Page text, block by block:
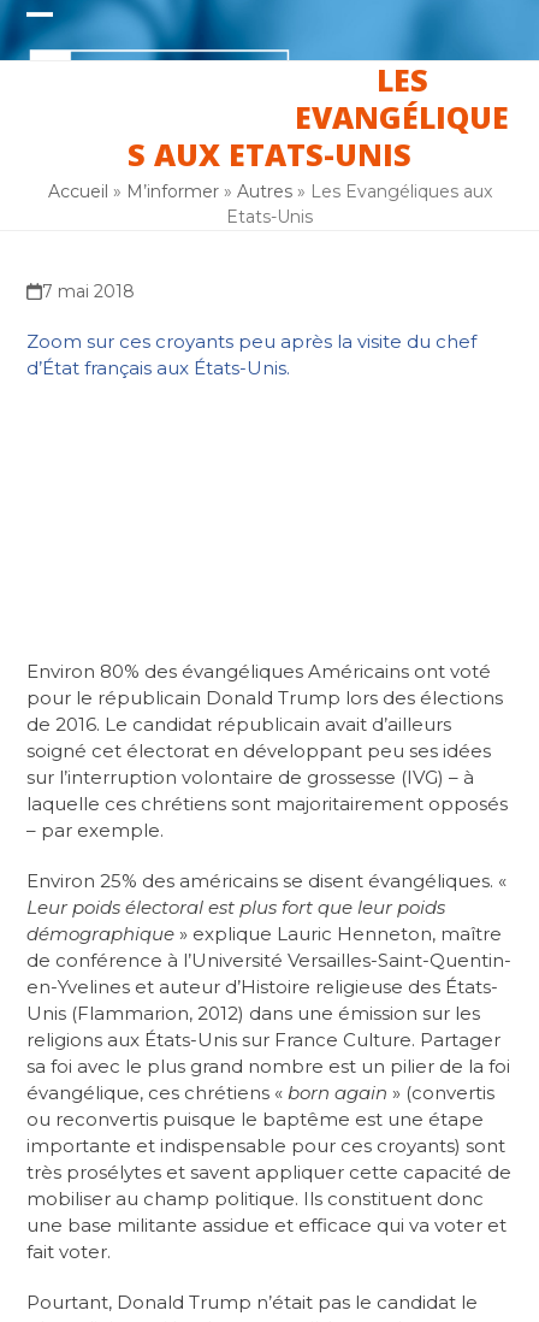
Skip
content
Open
Close
LES
EVANGÉLIQUE
S AUX ETATS-UNIS
Accueil » M’informer» Autres» Les Evangéliques aux
Etats-Unis
7 mai 2018
Zoom sur ces croyants peu après la visite du chef
d’État français aux États-Unis.
Environ 80% des évangéliques Américains ont voté
pour le républicain Donald Trump lors des élections
de 2016. Le candidat républicain avait d’ailleurs
soigné cet électorat en développant peu ses idées
sur l’interruption volontaire de grossesse (IVG) – à
laquelle ces chrétiens sont majoritairement opposés
– par exemple.
Environ 25% des américains se disent évangéliques. «
Leur poids électoral est plus fort que leur poids
démographique » explique Lauric Henneton, maître
de conférence à l’Université Versailles-Saint-Quentin-
en-Yvelines et auteur d’Histoire religieuse des États-
Unis (Flammarion, 2012) dans une émission sur les
religions aux États-Unis sur France Culture. Partager
sa foi avec le plus grand nombre est un pilier de la foi
évangélique, ces chrétiens «born again » (convertis
ou reconvertis puisque le baptême est une étape
importante et indispensable pour ces croyants) sont
très prosélytes et savent appliquer cette capacité de
mobiliser au champ politique. Ils constituent donc
une base militante assidue et efficace qui va voter et
fait voter.
Pourtant, Donald Trump n’était pas le candidat le